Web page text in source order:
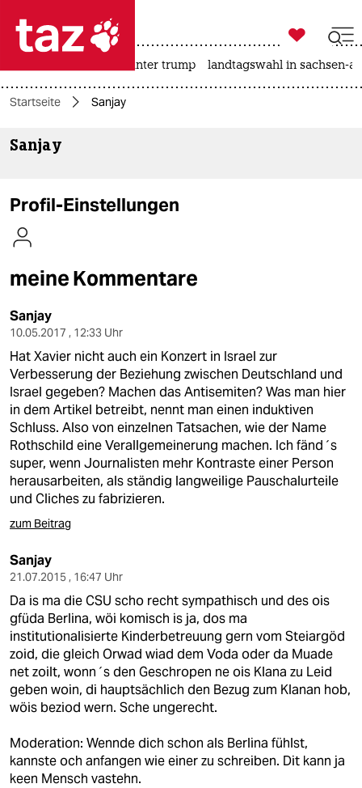
 taz zahl ich
themen
kultur
sport
berlin
nord
wahrheit
verlag
verlag
shop
fragen & hilfe
unterstützen
abo
genossenschaft

taz zahl ich
usa unter trump landtagswahl in sachsen-
Startseite Sanjay
Sanjay
Profil-Einstellungen
meine Kommentare
Sanjay
10.05.2017 , 12:33 Uhr
Hat Xavier nicht auch ein Konzert in Israel zur
Verbesserung der Beziehung zwischen Deutschland und
Israel gegeben? Machen das Antisemiten? Was man hier
in dem Artikel betreibt, nennt man einen induktiven
Schluss. Also von einzelnen Tatsachen, wie der Name
Rothschild eine Verallgemeinerung machen. Ich fänd´s
super, wenn Journalisten mehr Kontraste einer Person
herausarbeiten, als ständig langweilige Pauschalurteile
und Cliches zu fabrizieren.
zum Beitrag
Sanjay
21.07.2015 , 16:47 Uhr
Da is ma die CSU scho recht sympathisch und des ois
gfüda Berlina, wöi komisch is ja, dos ma
institutionalisierte Kinderbetreuung gern vom Steiargöd
zoid, die gleich Orwad wiad dem Voda oder da Muade
net zoilt, wonn´s den Geschropen ne ois Klana zu Leid
geben woin, di hauptsächlich den Bezug zum Klanan hob,
wöis beziod wern. Sche ungerecht.
Moderation: Wennde dich schon als Berlina fühlst,
kannste och anfangen wie einer zu schreiben. Dit kann ja
keen Mensch vastehn.